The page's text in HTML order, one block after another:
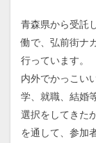
青森県から受託
働で、弘前街ナ
行っています。
内外でかっこい
学、就職、結婚
選択をしてきた
を通して、参加